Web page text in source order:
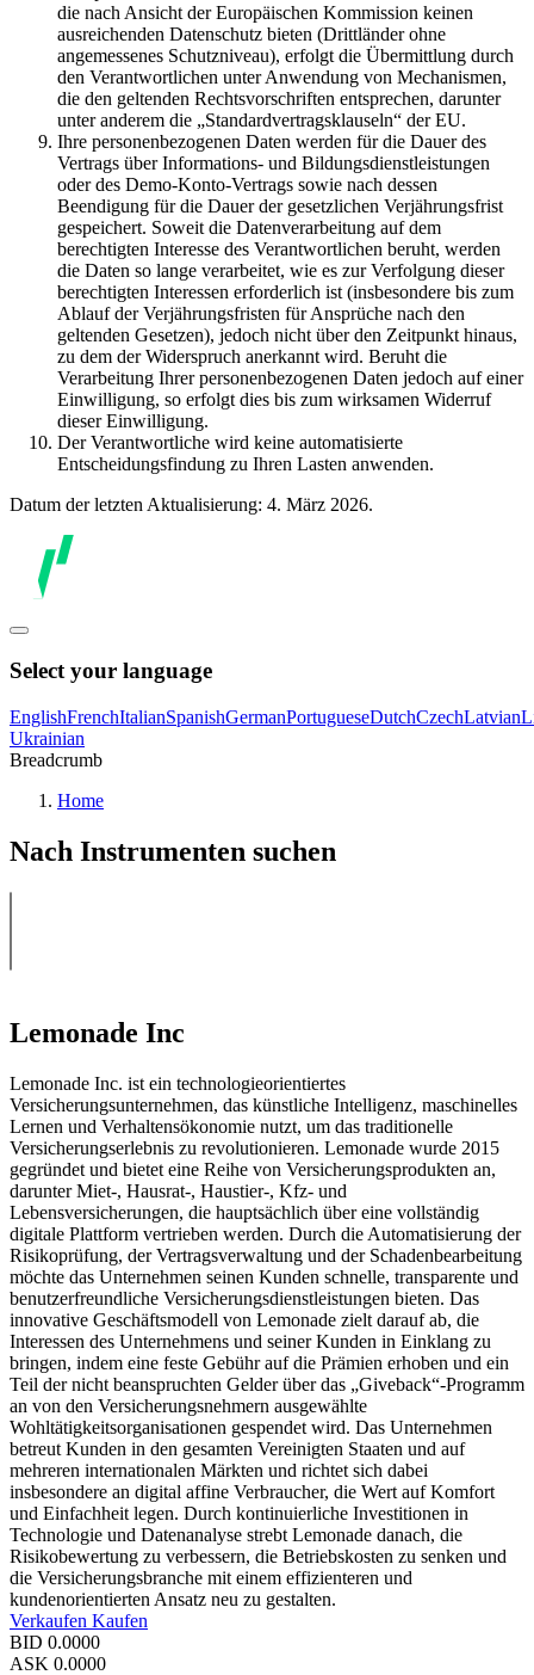
die nach Ansicht der Europäischen Kommission keinen
ausreichenden Datenschutz bieten (Drittländer ohne
angemessenes Schutzniveau), erfolgt die Übermittlung durch
den Verantwortlichen unter Anwendung von Mechanismen,
die den geltenden Rechtsvorschriften entsprechen, darunter
unter anderem die „Standardvertragsklauseln“ der EU.
Ihre personenbezogenen Daten werden für die Dauer des
Vertrags über Informations- und Bildungsdienstleistungen
oder des Demo-Konto-Vertrags sowie nach dessen
Beendigung für die Dauer der gesetzlichen Verjährungsfrist
gespeichert. Soweit die Datenverarbeitung auf dem
berechtigten Interesse des Verantwortlichen beruht, werden
die Daten so lange verarbeitet, wie es zur Verfolgung dieser
berechtigten Interessen erforderlich ist (insbesondere bis zum
Ablauf der Verjährungsfristen für Ansprüche nach den
geltenden Gesetzen), jedoch nicht über den Zeitpunkt hinaus,
zu dem der Widerspruch anerkannt wird. Beruht die
Verarbeitung Ihrer personenbezogenen Daten jedoch auf einer
Einwilligung, so erfolgt dies bis zum wirksamen Widerruf
dieser Einwilligung.
Der Verantwortliche wird keine automatisierte
Entscheidungsfindung zu Ihren Lasten anwenden.
Datum der letzten Aktualisierung: 4. März 2026.
Select your language
EnglishFrenchItalianSpanishGermanPortugueseDutchCzechLatvian
Ukrainian
Breadcrumb
Home
Nach Instrumenten suchen
Lemonade Inc
Lemonade Inc. ist ein technologieorientiertes
Versicherungsunternehmen, das künstliche Intelligenz, maschinelles
Lernen und Verhaltensökonomie nutzt, um das traditionelle
Versicherungserlebnis zu revolutionieren. Lemonade wurde 2015
gegründet und bietet eine Reihe von Versicherungsprodukten an,
darunter Miet-, Hausrat-, Haustier-, Kfz- und
Lebensversicherungen, die hauptsächlich über eine vollständig
digitale Plattform vertrieben werden. Durch die Automatisierung der
Risikoprüfung, der Vertragsverwaltung und der Schadenbearbeitung
möchte das Unternehmen seinen Kunden schnelle, transparente und
benutzerfreundliche Versicherungsdienstleistungen bieten. Das
innovative Geschäftsmodell von Lemonade zielt darauf ab, die
Interessen des Unternehmens und seiner Kunden in Einklang zu
bringen, indem eine feste Gebühr auf die Prämien erhoben und ein
Teil der nicht beanspruchten Gelder über das „Giveback“-Programm
an von den Versicherungsnehmern ausgewählte
Wohltätigkeitsorganisationen gespendet wird. Das Unternehmen
betreut Kunden in den gesamten Vereinigten Staaten und auf
mehreren internationalen Märkten und richtet sich dabei
insbesondere an digital affine Verbraucher, die Wert auf Komfort
und Einfachheit legen. Durch kontinuierliche Investitionen in
Technologie und Datenanalyse strebt Lemonade danach, die
Risikobewertung zu verbessern, die Betriebskosten zu senken und
die Versicherungsbranche mit einem effizienteren und
kundenorientierten Ansatz neu zu gestalten.
Verkaufen Kaufen
BID 0.0000
ASK 0.0000